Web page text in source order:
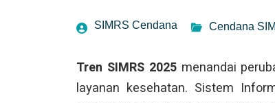
SIMRS Cendana Cendana
Tren SIMRS 2025menandai
layanan kesehatan. Sistem